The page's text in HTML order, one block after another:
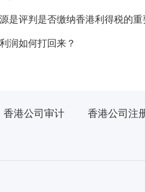
是评判是否缴纳香港利得税的
润如何打回来？
香港公司审计 香港公司注